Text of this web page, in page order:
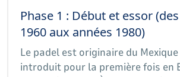
Phase 1 : Début et essor
1960 aux années 1980)
Le padel est originaire du
introduit pour la première fois en